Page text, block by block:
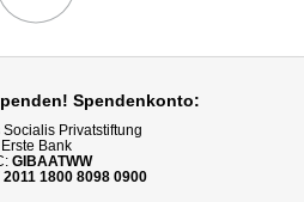
Spendenkonto:
Privatstiftung
Erste Bank
GIBAATWW
2011 1800 8098 0900